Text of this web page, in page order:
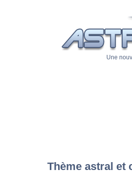
Une
Thème astral et